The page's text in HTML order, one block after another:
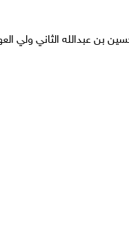
بن عبدالله الثاني ولي